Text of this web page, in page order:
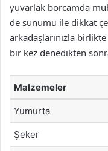
yuvarlak borcamda
de sunumu ile dikkat
arkadaşlarınızla
bir kez denedikten
Malzemeler
Yumurta
Şeker